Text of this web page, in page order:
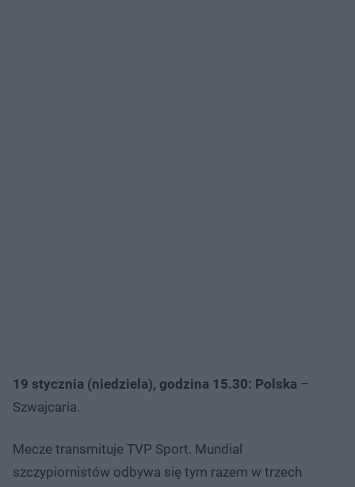
19 stycznia (niedziela), godzina 15.30: Polska –
Szwajcaria.
Mecze transmituje TVP Sport. Mundial
szczypiornistów odbywa się tym razem w trzech